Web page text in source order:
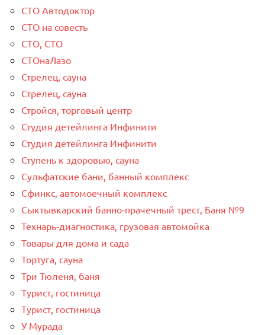
СТО Автодоктор
СТО на совесть
СТО, СТО
СТОнаЛазо
Стрелец, сауна
Стрелец, сауна
Стройся, торговый центр
Студия детейлинга Инфинити
Студия детейлинга Инфинити
Ступень к здоровью, сауна
Сульфатские бани, банный комплекс
Сфинкс, автомоечный комплекс
Сыктывкарский банно-прачечный трест, Баня №9
Технарь-диагностика, грузовая автомойка
Товары для дома и сада
Тортуга, сауна
Три Тюленя, баня
Турист, гостиница
Турист, гостиница
У Мурада